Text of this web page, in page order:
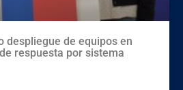
despliegue de equipos en
respuesta por sistema